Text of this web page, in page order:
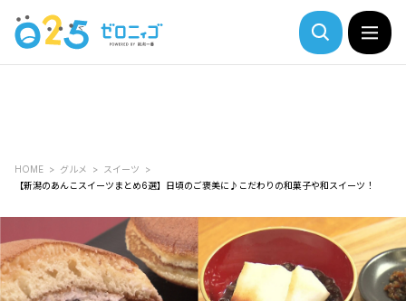
HOME グルメ
スイーツ
【新潟のあんこスイーツまとめ6選】日頃のご褒美に♪こだわりの和菓子や和スイーツ！